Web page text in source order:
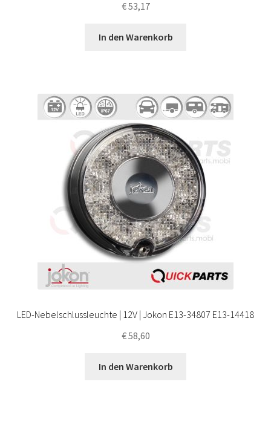
€53,17
In den Warenkorb
LED-Nebelschlussleuchte | 12V | Jokon E13-34807 E13-14418
€58,60
In den Warenkorb